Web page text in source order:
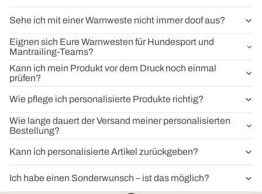
Sehe ich mit einer Warnweste nicht immer doof aus?
Eignen sich Eure Warnwesten für Hundesport und
Mantrailing-Teams?
Kann ich mein Produkt vor dem Druck noch einmal
prüfen?
Wie pflege ich personalisierte Produkte richtig?
Wie lange dauert der Versand meiner personalisierten
Bestellung?
Kann ich personalisierte Artikel zurückgeben?
Ich habe einen Sonderwunsch – ist das möglich?